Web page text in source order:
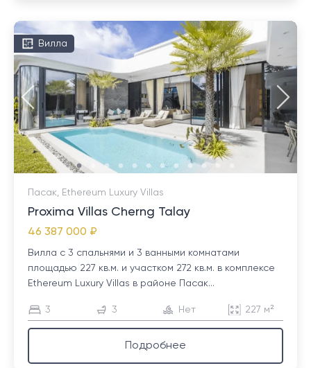
Вилла
Пасак, Ethereum Luxury Villas
Proxima Villas Cherng Talay
46 387 000 ₽
Вилла с 3 спальнями и 3 ванными комнатами
площадью 227 кв.м. и участком 272 кв.м. в комплексе
Ethereum Luxury Villas в районе Пасак...
3 3 Нет 227 м²
Подробнее